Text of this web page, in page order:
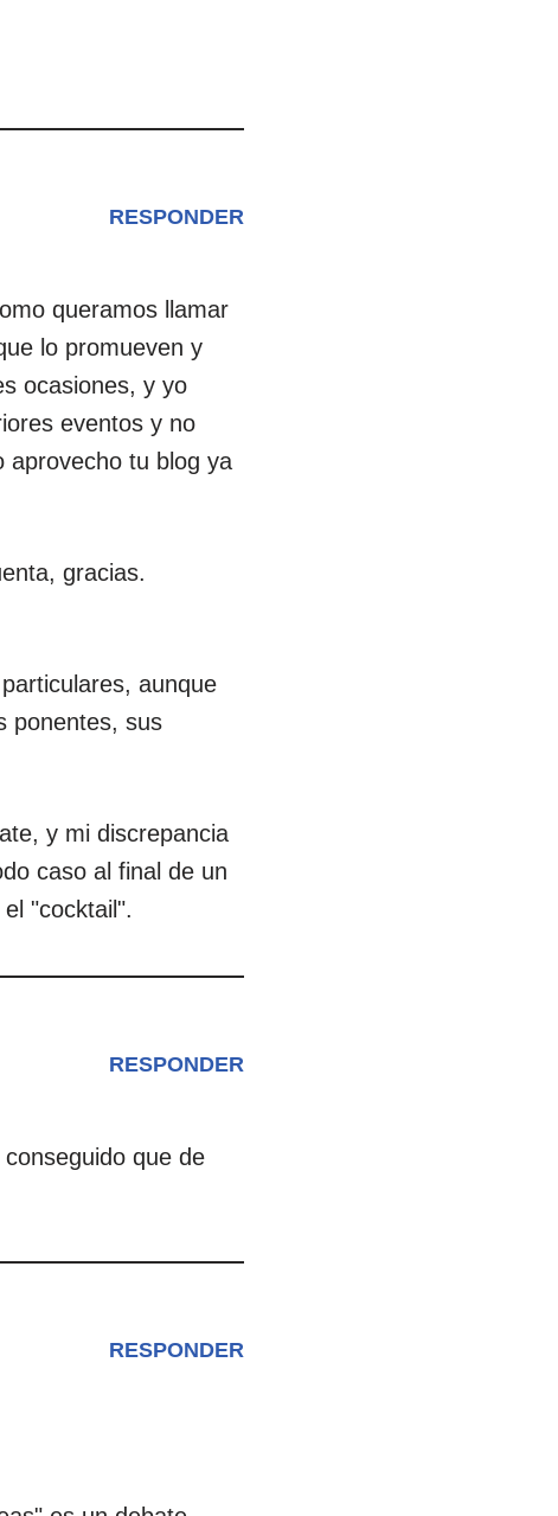
RESPONDER
queramos llamar
lo promueven y
ocasiones, y yo
eventos y no
aprovecho tu blog ya
gracias.
aunque
ponentes, sus
y mi discrepancia
caso al final de un
"cocktail".
RESPONDER
que de
RESPONDER